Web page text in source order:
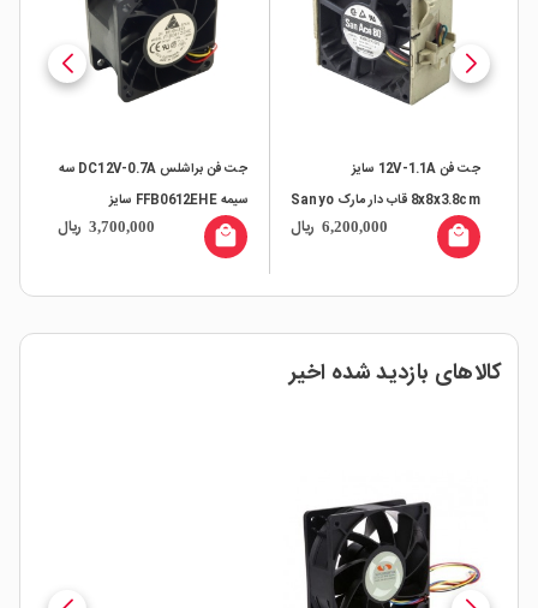
جت فن 12V-1.1A سایز
8x8x3.8cm قاب دار مارک Sanyo
Denki مدل 9G0812P1G09
6,200,000 ریال local_mall
جت فن براشلس DC12V-0.7A سه
سیمه FFB0612EHE سایز
6X6X3.8 مارک DELTA
3,700,000 ریال local_mall
کالاهای بازدید شده اخیر